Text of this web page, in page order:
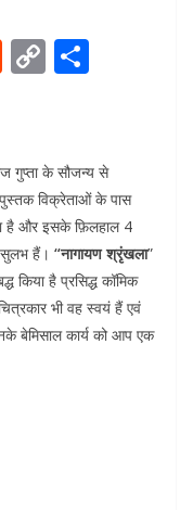
R
di
t
C
y
Li
n
k
e
गुप्ता के सौजन्य से
विक्रेताओं के पास
है और इसके फ़िलहाल 4
हैं। “नागायण श्रृंखला”
किया है प्रसिद्ध कॉमिक
भी वह स्वयं हैं एवं
बेमिसाल कार्य को आप एक